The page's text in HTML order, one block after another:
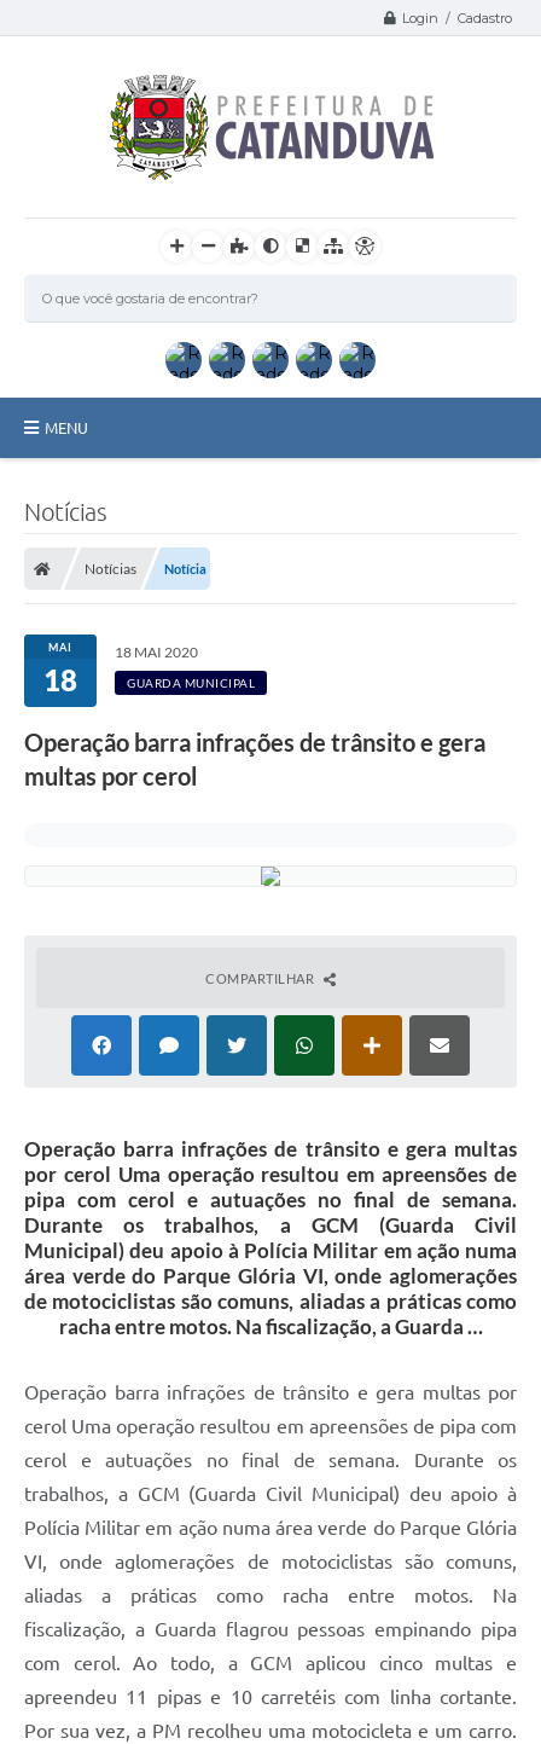
Login / Cadastro
MENU
Licitações / PCA
Transparência
Contratos
Projetos
Links
Telefones Úteis
A Prefeitura
Enquete
Jornal
Agenda
Diário Oficial
Contato
Editais
Notícias
Notícias Notícia
MAI
18
18 MAI 2020
GUARDA MUNICIPAL
Operação barra infrações de trânsito e gera
multas por cerol
COMPARTILHAR
Operação barra infrações de trânsito e gera multas
por cerol Uma operação resultou em apreensões de
pipa com cerol e autuações no final de semana.
Durante os trabalhos, a GCM (Guarda Civil
Municipal) deu apoio à Polícia Militar em ação numa
área verde do Parque Glória VI, onde aglomerações
de motociclistas são comuns, aliadas a práticas como
racha entre motos. Na fiscalização, a Guarda …
Operação barra infrações de trânsito e gera multas por
cerol Uma operação resultou em apreensões de pipa com
cerol e autuações no final de semana. Durante os
trabalhos, a GCM (Guarda Civil Municipal) deu apoio à
Polícia Militar em ação numa área verde do Parque Glória
VI, onde aglomerações de motociclistas são comuns,
aliadas a práticas como racha entre motos. Na
fiscalização, a Guarda flagrou pessoas empinando pipa
com cerol. Ao todo, a GCM aplicou cinco multas e
apreendeu 11 pipas e 10 carretéis com linha cortante.
Por sua vez, a PM recolheu uma motocicleta e um carro.